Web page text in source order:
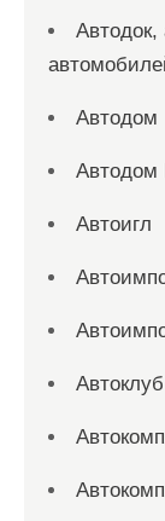
Автодок,
Автодом
Автоигл
Автоклуб